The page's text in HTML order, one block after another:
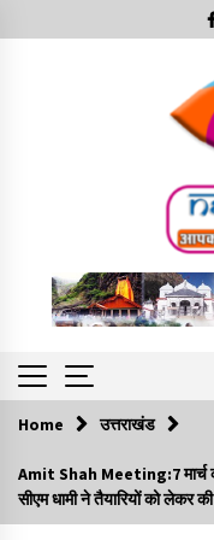
to
Trending
कार्यक्रम
Home उत्तराखंड
Amit Shah Meeting:7 मार्च
सीएम धामी ने तैयारियों को लेकर